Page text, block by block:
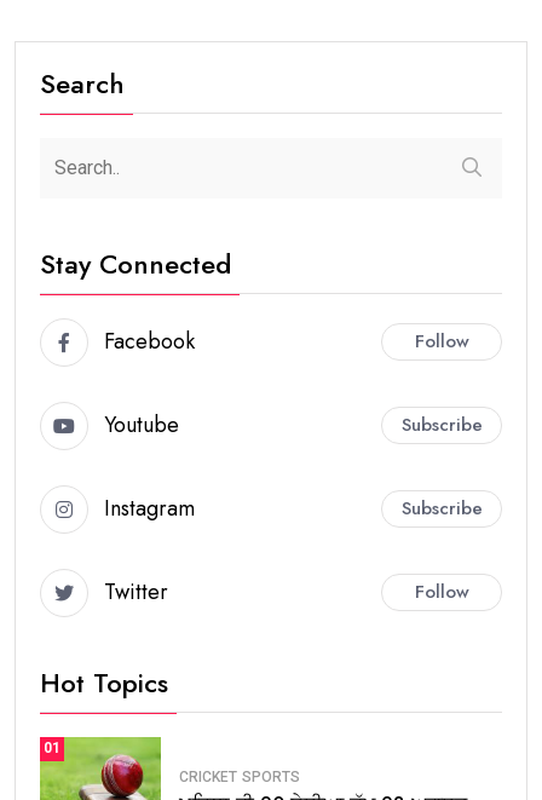
Search
Stay Connected
Facebook Follow
Youtube Subscribe
Instagram Subscribe
Twitter Follow
Hot Topics
01
CRICKET SPORTS